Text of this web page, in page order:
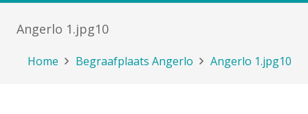
Angerlo 1.jpg10
Home Begraafplaats Angerlo Angerlo 1.jpg10